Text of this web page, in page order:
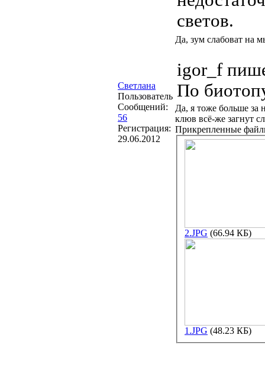
Светлана
Пользователь
Сообщений:
56
Регистрация:
29.06.2012
светов.
Да, зум слабоват на
igor_f
По
Да, я тоже больше за
клюв всё-же загнут
Прикрепленные
2.JPG (66.94 КБ)
1.JPG (48.23 КБ)